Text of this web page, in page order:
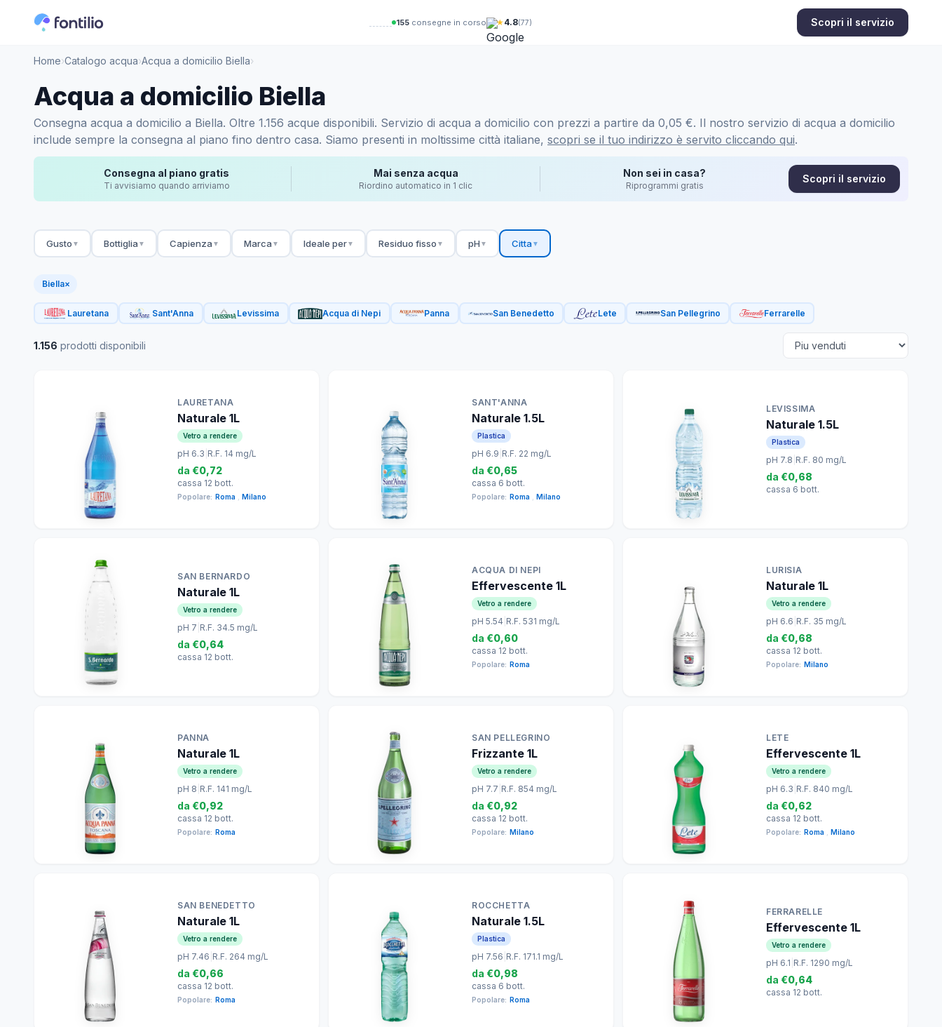
157 consegne in corso ★4.8(77) Scopri il servizio
Home›Catalogo acqua›Acqua a domicilio Biella›
Acqua a domicilio Biella
Consegna acqua a domicilio a Biella. Oltre 1.156 acque disponibili. Servizio di acqua a domicilio con prezzi a partire da 0,05 €. Il nostro servizio di acqua a domicilio
include sempre la consegna al piano fino dentro casa. Siamo presenti in moltissime città italiane, scopri se il tuo indirizzo è servito cliccando qui.
Consegna al piano gratis
Ti avvisiamo quando arriviamo
Mai senza acqua
Riordino automatico in 1 clic
Non sei in casa?
Riprogrammi gratis
Scopri il servizio
Gusto ▼ Bottiglia ▼ Capienza ▼ Marca ▼ Ideale per▼ Residuo fisso ▼ pH ▼ Citta▼
Biella×
Lauretana Sant'Anna Levissima Acqua di Nepi Panna San Benedetto Lete San Pellegrino Ferrarelle
1.156 prodotti disponibili
LAURETANA
Naturale 1L
Vetro a rendere
pH 6.3 R.F. 14 mg/L
da €0,72
cassa 12 bott.
Popolare: Roma Milano
SANT'ANNA
Naturale 1.5L
Plastica
pH 6.9 R.F. 22 mg/L
da €0,65
cassa 6 bott.
Popolare: Roma Milano
LEVISSIMA
Naturale 1.5L
Plastica
pH 7.8 R.F. 80 mg/L
da €0,68
cassa 6 bott.
SAN BERNARDO
Naturale 1L
Vetro a rendere
pH 7 R.F. 34.5 mg/L
da €0,64
cassa 12 bott.
ACQUA DI NEPI
Effervescente 1L
Vetro a rendere
pH 5.54 R.F. 531 mg/L
da €0,60
cassa 12 bott.
Popolare: Roma
LURISIA
Naturale 1L
Vetro a rendere
pH 6.6 R.F. 35 mg/L
da €0,68
cassa 12 bott.
Popolare: Milano
PANNA
Naturale 1L
Vetro a rendere
pH 8 R.F. 141 mg/L
da €0,92
cassa 12 bott.
Popolare: Roma
SAN PELLEGRINO
Frizzante 1L
Vetro a rendere
pH 7.7 R.F. 854 mg/L
da €0,92
cassa 12 bott.
Popolare: Milano
LETE
Effervescente 1L
Vetro a rendere
pH 6.3 R.F. 840 mg/L
da €0,62
cassa 12 bott.
Popolare: Roma Milano
SAN BENEDETTO
Naturale 1L
Vetro a rendere
pH 7.46 R.F. 264 mg/L
da €0,66
cassa 12 bott.
Popolare: Roma
ROCCHETTA
Naturale 1.5L
Plastica
pH 7.56 R.F. 171.1 mg/L
da €0,98
cassa 6 bott.
Popolare: Roma
FERRARELLE
Effervescente 1L
Vetro a rendere
pH 6.1 R.F. 1290 mg/L
da €0,64
cassa 12 bott.